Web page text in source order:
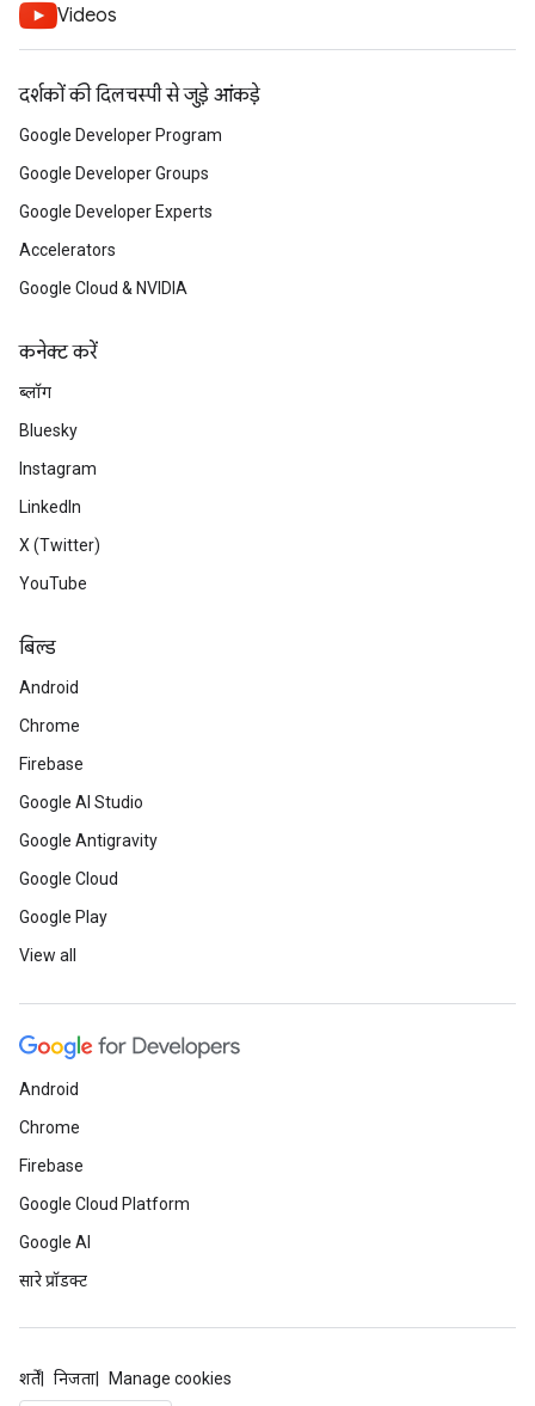
Videos
दर्शकों की दिलचस्पी से जुड़े आंकड़े
Google Developer Program
Google Developer Groups
Google Developer Experts
Accelerators
Google Cloud & NVIDIA
कनेक्ट करें
ब्लॉग
Bluesky
Instagram
LinkedIn
X (Twitter)
YouTube
बिल्ड
Android
Chrome
Firebase
Google AI Studio
Google Antigravity
Google Cloud
Google Play
View all
Android
Chrome
Firebase
Google Cloud Platform
Google AI
सारे प्रॉडक्ट
शर्तें निजता Manage cookies